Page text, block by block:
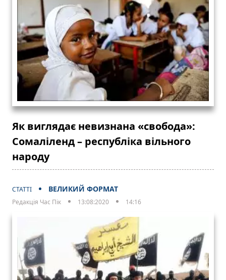
Як виглядає невизнана «свобода»:
Сомаліленд – республіка вільного
народу
СТАТТІ ВЕЛИКИЙ ФОРМАТ
Редакція Час Пік 13:08:2020 14:16